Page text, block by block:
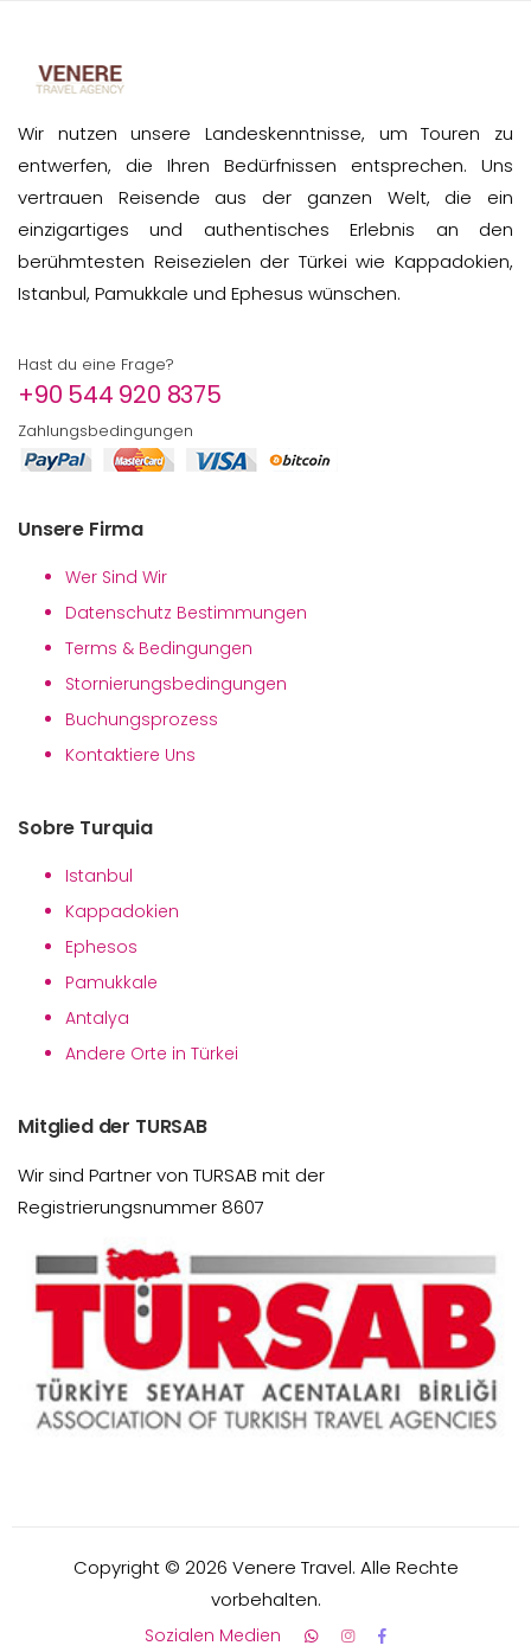
Wir nutzen unsere Landeskenntnisse, um Touren zu
entwerfen, die Ihren Bedürfnissen entsprechen. Uns
vertrauen Reisende aus der ganzen Welt, die ein
einzigartiges und authentisches Erlebnis an den
berühmtesten Reisezielen der Türkei wie Kappadokien,
Istanbul, Pamukkale und Ephesus wünschen.
Hast du eine Frage?
+90 544 920 8375
Zahlungsbedingungen
Unsere Firma
Wer Sind Wir
Datenschutz Bestimmungen
Terms & Bedingungen
Stornierungsbedingungen
Buchungsprozess
Kontaktiere Uns
Sobre Turquia
Istanbul
Kappadokien
Ephesos
Pamukkale
Antalya
Andere Orte in Türkei
Mitglied der TURSAB
Wir sind Partner von TURSAB mit der
Registrierungsnummer 8607
Copyright © 2026 Venere Travel. Alle Rechte
vorbehalten.
Sozialen Medien